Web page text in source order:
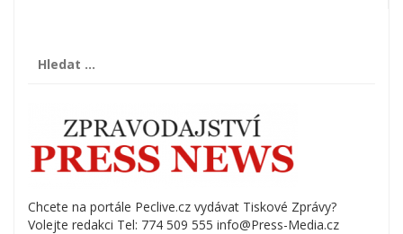
Chcete na portále Peclive.cz vydávat Tiskové Zprávy?
Volejte redakci Tel: 774 509 555 info@Press-Media.cz